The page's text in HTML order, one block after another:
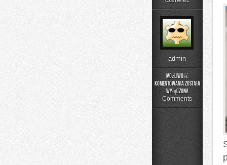
admin
Możliwość
komentowania
Size
została
wyłączona
Comments